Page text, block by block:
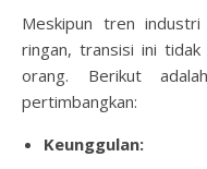
Meskipun tren
ringan, transisi ini
orang. Berikut
pertimbangkan:
Keunggulan: